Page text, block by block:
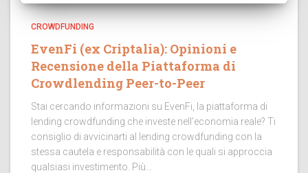
CROWDFUNDING
EvenFi (ex Criptalia): Opinioni e
Recensione della Piattaforma di
Crowdlending Peer-to-Peer
Stai cercando informazioni su EvenFi, la piattaforma di
lending crowdfunding che investe nell’economia reale? Ti
consiglio di avvicinarti al lending crowdfunding con la
stessa cautela e responsabilità con le quali si approccia
qualsiasi investimento. Più...